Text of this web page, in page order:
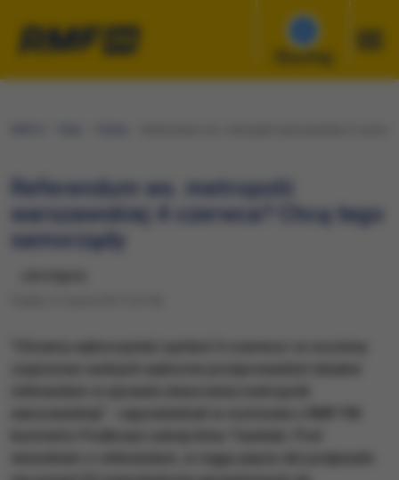
Słuchaj
Referendum ws. metropolii
warszawskiej 4 czerwca? Chcą tego
samorządy